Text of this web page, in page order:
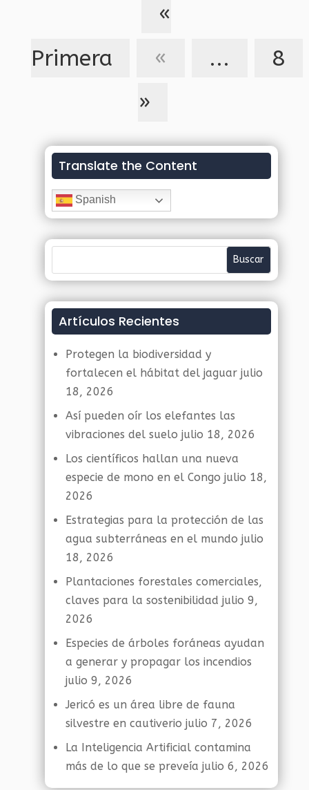
«
Primera
« ...
8
»
Translate the Content
Spanish
Artículos Recientes
Protegen la biodiversidad y
fortalecen el hábitat del jaguar julio
18, 2026
Así pueden oír los elefantes las
vibraciones del suelo julio 18, 2026
Los científicos hallan una nueva
especie de mono en el Congo julio 18,
2026
Estrategias para la protección de las
agua subterráneas en el mundo julio
18, 2026
Plantaciones forestales comerciales,
claves para la sostenibilidad julio 9,
2026
Especies de árboles foráneas ayudan
a generar y propagar los incendios
julio 9, 2026
Jericó es un área libre de fauna
silvestre en cautiverio julio 7, 2026
La Inteligencia Artificial contamina
más de lo que se preveía julio 6, 2026